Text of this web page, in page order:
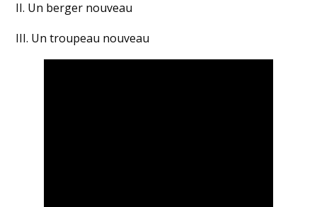
II. Un berger nouveau
III. Un troupeau nouveau